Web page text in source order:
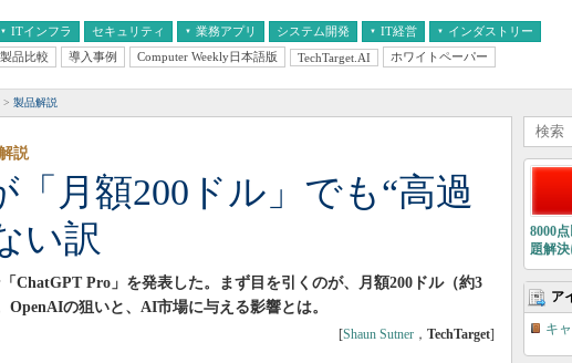
ITインフラ セキュリティ 業務アプリ
ープライズAI
ステム
システム開発 IT経営
経営とIT
インダストリー
医療IT
製品比較 導入事例 Computer Weekly日本語版 TechTarget.AI ホワイトペーパー
製品解説
「月額200ドル」でも“高過
い訳
説
ChatGPT Pro」を発表した。まず目を引くのが、月額200ドル（約3
の狙いと、AI市場に与える影響とは。
[Shaun Sutner ， TechTarget]
8000
題解
ア
キ